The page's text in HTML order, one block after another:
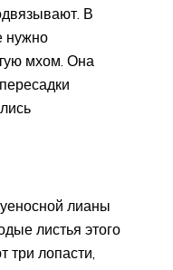
В
нужно
мхом. Она
лианы
листья этого
три лопасти,